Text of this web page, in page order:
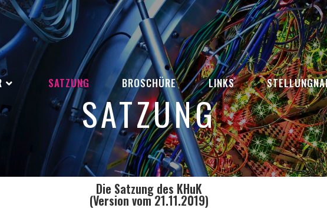
SATZUNG BROSCHÜRE LINKS
SATZUNG
Die Satzung des KHuK
(Version vom 21.11.2019)